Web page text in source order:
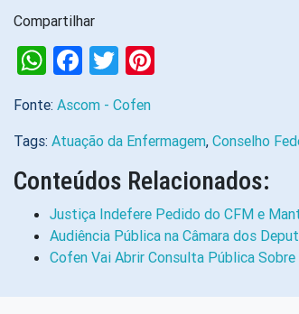
Compartilhar
WhatsApp
Facebook
Twitter
Fonte: Ascom - Cofen
Tags: Atuação da Enfermagem, Conselho
Conteúdos Relacionados:
Justiça Indefere Pedido do CFM e
Audiência Pública na Câmara dos
Cofen Vai Abrir Consulta Pública